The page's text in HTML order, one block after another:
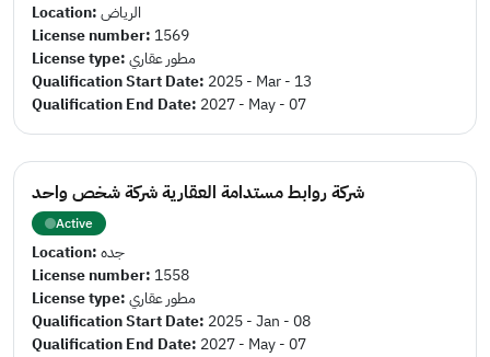
Location:الرياض
License number: 1569
License type:مطور عقاري
Qualification Start Date: 2025 - Mar - 13
Qualification End Date: 2027 - May - 07
شركة روابط مستدامة العقارية شركة شخص واحد
Active
Location:جده
License number: 1558
License type:مطور عقاري
Qualification Start Date: 2025 - Jan - 08
Qualification End Date: 2027 - May - 07